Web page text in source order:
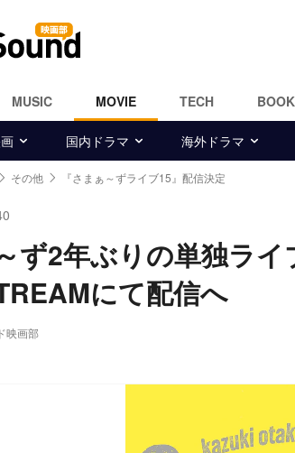
MUSIC MOVIE TECH BOOK
国内ドラマ 海外ドラマ
その他 『さまぁ～ずライブ15』配信決定
ず2年ぶりの単独ラ
にて配信へ
映画部